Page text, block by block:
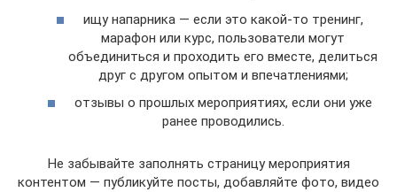
ищу напарника — если это какой-то тренинг,
марафон или курс, пользователи могут
объединиться и проходить его вместе, делиться
друг с другом опытом и впечатлениями;
отзывы о прошлых мероприятиях, если они уже
ранее проводились.
Не забывайте заполнять страницу мероприятия
контентом — публикуйте посты, добавляйте фото, видео